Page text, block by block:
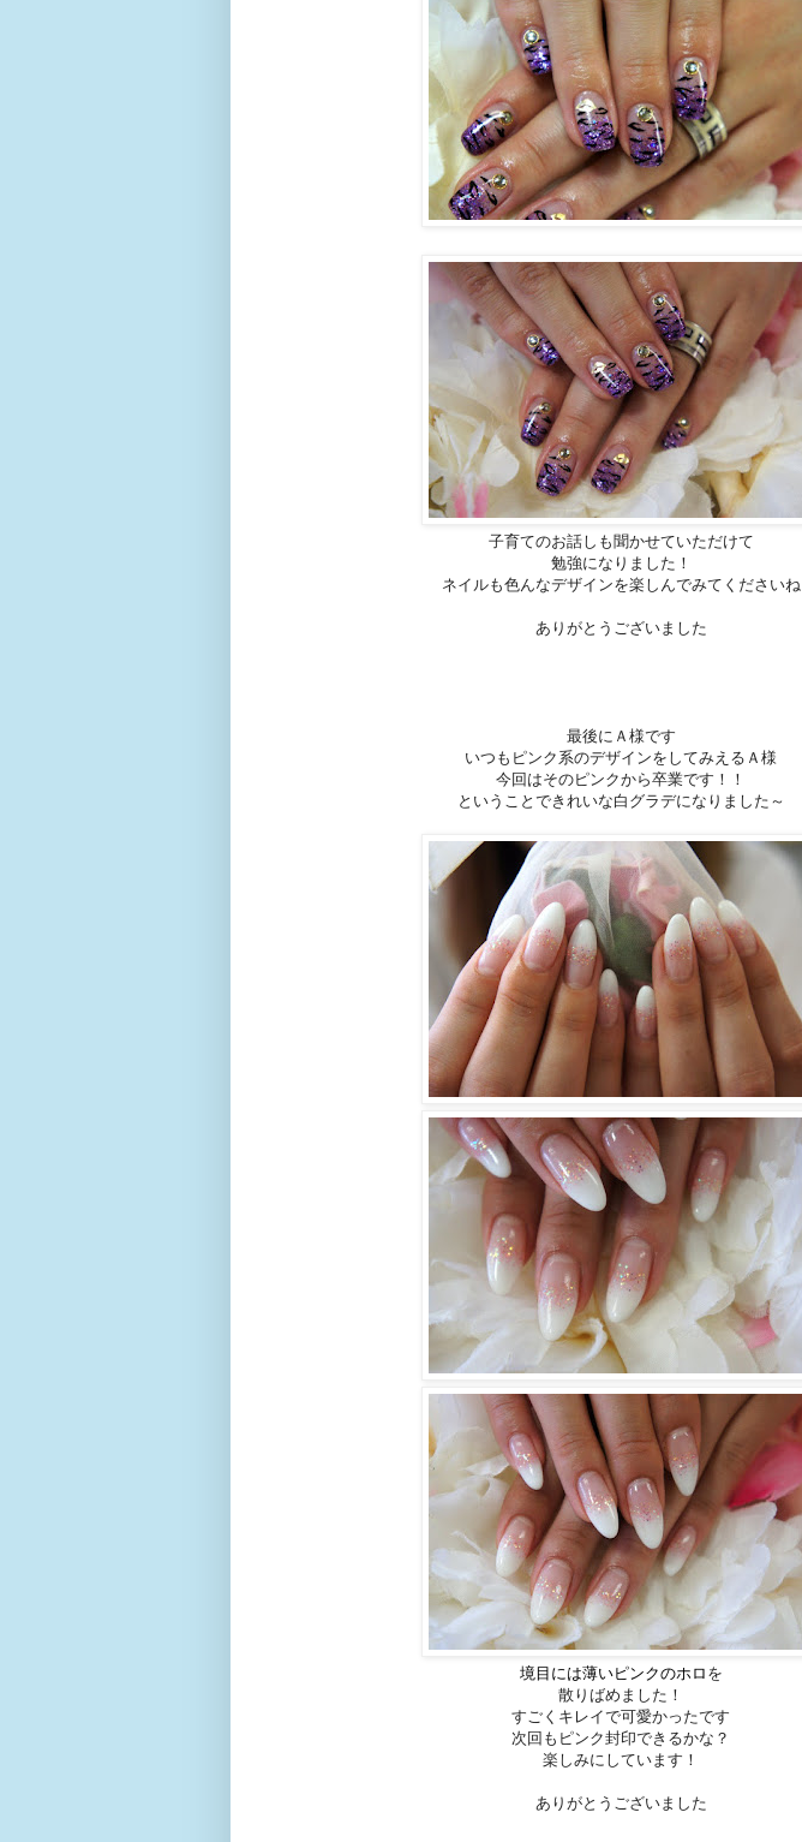
子育てのお話しも聞かせていただけて
勉強になりました！
ネイルも色んなデザインを楽しんでみてくださいね
ありがとうございました
最後にＡ様です
いつもピンク系のデザインをしてみえるＡ様
今回はそのピンクから卒業です！！
ということできれいな白グラデになりました～
境目には薄いピンクのホロ を
散りばめました！
すごくキレイで可愛かったです
次回もピンク封印できるかな？
楽しみにしています！
ありがとうございました